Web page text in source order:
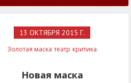
13 ОКТЯБРЯ 2015 Г.
Золотая маска театр критика
Новая маска